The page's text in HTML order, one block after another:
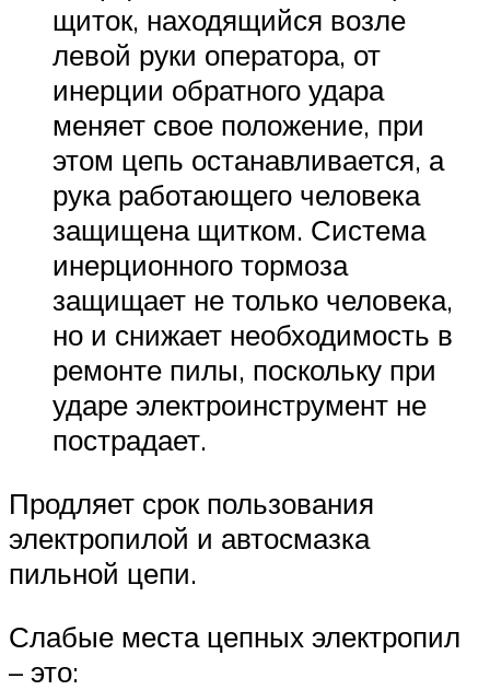
щиток, находящийся возле
левой руки оператора, от
инерции обратного удара
меняет свое положение, при
этом цепь останавливается, а
рука работающего человека
защищена щитком. Система
инерционного тормоза
защищает не только человека,
но и снижает необходимость в
ремонте пилы, поскольку при
ударе электроинструмент не
пострадает.
Продляет срок пользования
электропилой и автосмазка
пильной цепи.
Слабые места цепных электропил
– это: